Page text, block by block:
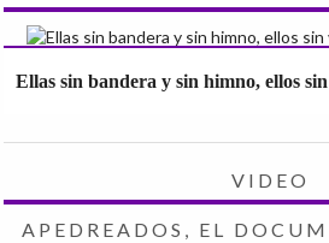
Ellas sin bandera y sin himno, ellos
VIDEO
APEDREADOS, EL